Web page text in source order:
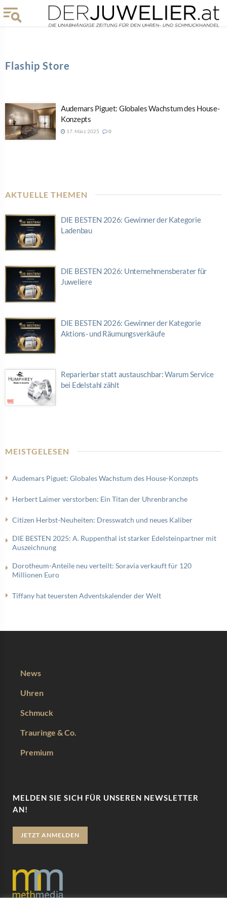
Flaship Store
Audemars Piguet: Globales Wachstum des House-
Konzepts
17. März 2025 0
AKTUELLE THEMEN
DIE BESTEN 2026: Gewinner der Kategorie
Ladenbau
DIE BESTEN 2026: Unternehmensberater für
Juweliere
DIE BESTEN 2026: Gewinner der Kategorie
Aktions- und Räumungsverkäufe
Reparierbar statt austauschbar: Warum Service
bei Edelstahl zählt
MEISTGELESEN
Audemars Piguet: Globales Wachstum des House-Konzepts
Herbert Laimer verstorben: Ein Titan der Uhrenbranche
Citizen Herbst-Neuheiten: Dresswatch und neues Kaliber
DIE BESTEN 2025: A. Ruppenthal ist starker Edelsteinpartner mit
Auszeichnung
Dorotheum-Anteile neu verteilt: Soravia verkauft für 120
Millionen Euro
Tiffany hat teuersten Adventskalender der Welt
News
Uhren
Schmuck
Trauringe & Co.
Premium
MELDEN SIE SICH FÜR UNSEREN NEWSLETTER
AN!
JETZT ANMELDEN